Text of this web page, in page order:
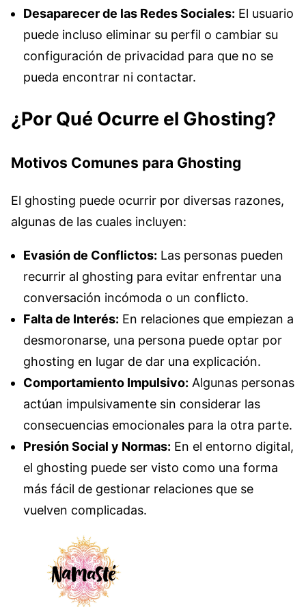
Desaparecer de las Redes Sociales: El usuario
puede incluso eliminar su perfil o cambiar su
configuración de privacidad para que no se
pueda encontrar ni contactar.
¿Por Qué Ocurre el Ghosting?
Motivos Comunes para Ghosting
El ghosting puede ocurrir por diversas razones,
algunas de las cuales incluyen:
Evasión de Conflictos: Las personas pueden
recurrir al ghosting para evitar enfrentar una
conversación incómoda o un conflicto.
Falta de Interés: En relaciones que empiezan a
desmoronarse, una persona puede optar por
ghosting en lugar de dar una explicación.
Comportamiento Impulsivo: Algunas personas
actúan impulsivamente sin considerar las
consecuencias emocionales para la otra parte.
Presión Social y Normas: En el entorno digital,
el ghosting puede ser visto como una forma
más fácil de gestionar relaciones que se
vuelven complicadas.